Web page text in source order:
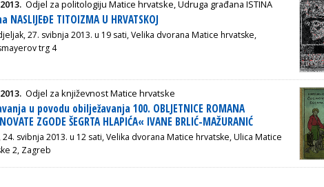
Odjel za politologiju Matice hrvatske, Udruga građana ISTINA
NASLIJEĐE TITOIZMA U HRVATSKOJ
27. svibnja 2013. u 19 sati, Velika dvorana Matice hrvatske,
trg 4
Odjel za književnost Matice hrvatske
u povodu obilježavanja 100. OBLJETNICE ROMANA
ZGODE ŠEGRTA HLAPIĆA« IVANE BRLIĆ-MAŽURANIĆ
24. svibnja 2013. u 12 sati, Velika dvorana Matice hrvatske, Ulica Matice
2, Zagreb